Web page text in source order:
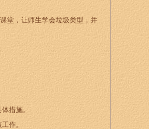
堂，让师生学会垃圾类型，并
措施。
作。